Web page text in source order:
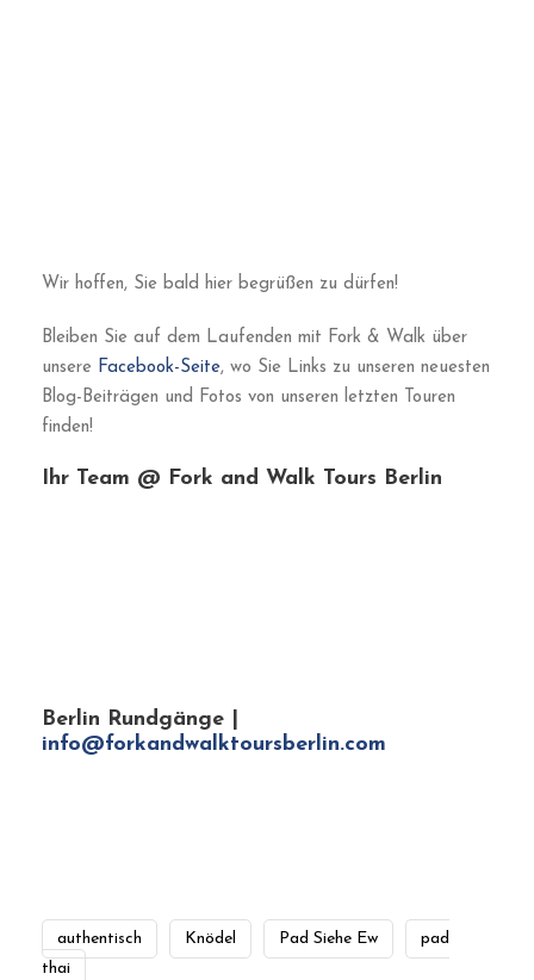
info@forkandwalktoursberlin.com
authentisch Knödel Pad Siehe Ew
pad